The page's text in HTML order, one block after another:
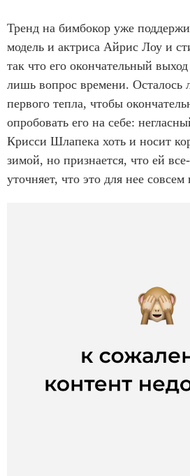
Тренд на бимбокор уже
модель и актриса Айрис Лоу и
так что его окончательный
лишь вопрос времени. Осталось
первого тепла, чтобы
опробовать его на себе:
Крисси Шлапека хоть и носит
зимой, но признается, что ей
уточняет, что это для нее